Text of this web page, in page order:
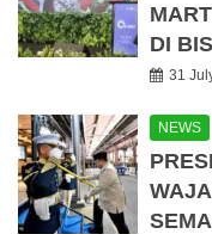
DI
31
NEWS